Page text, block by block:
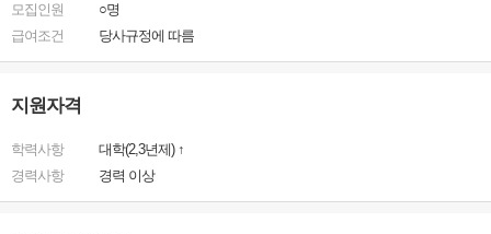
모집인원
○명
급여조건
당사규정에 따름
지원자격
학력사항
대학(2,3년제) ↑
경력사항
경력 이상